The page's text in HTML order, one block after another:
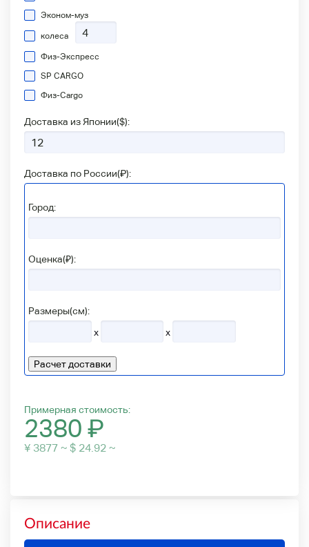
Эконом-муз
колеса
Физ-Экспресс
SP CARGO
Физ-Сargo
Доставка из Японии($):
Доставка по России(₽):
Город:
Оценка(₽):
Размеры(см):
x
x
Расчет доставки
Примерная стоимость:
2380 ₽
¥ 3877 ~ $ 24.92 ~
Описание